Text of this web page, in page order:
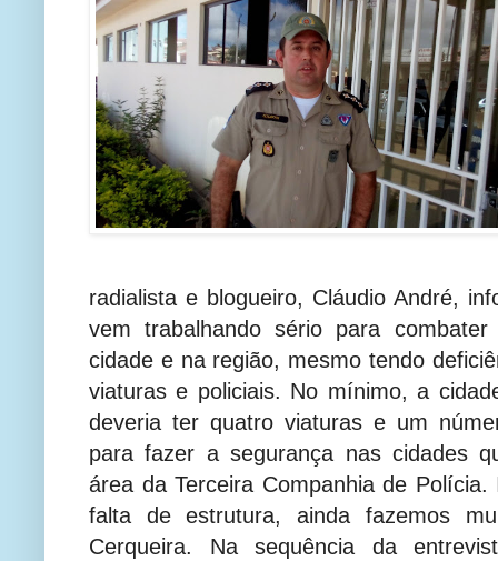
radialista e blogueiro, Cláudio André,
vem trabalhando sério para
cidade e na região, mesmo tendo
viaturas e policiais. No mínimo, a
deveria ter quatro viaturas e um
para fazer a segurança nas cidades
área da Terceira Companhia de
falta de estrutura, ainda fazemos
Cerqueira. Na sequência da